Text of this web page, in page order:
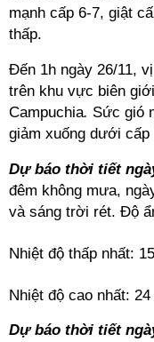
mạnh cấp 6-7, giật
thấp.
Đến 1h ngày 26/11,
trên khu vực biên
Campuchia. Sức gió
giảm xuống dưới
Dự báo thời tiết
đêm không mưa,
và sáng trời rét. Độ
Nhiệt độ thấp nhất:
Nhiệt độ cao nhất:
Dự báo thời tiết